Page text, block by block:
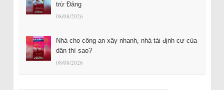
trừ Đảng
08/08/2026
Nhà cho công an xây nhanh, nhà tái định cư của
dân thì sao?
08/08/2026